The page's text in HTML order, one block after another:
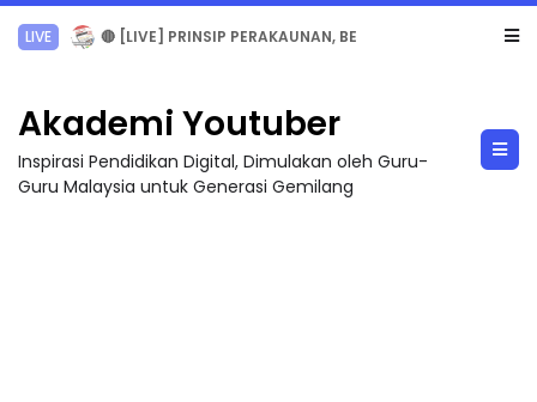
TRANSFORMASI DIGITAL GURU SIRI 7 : PAHLAWAN DIGITAL PENYELAMAT DUNIA
Akademi Youtuber
Inspirasi Pendidikan Digital, Dimulakan oleh Guru-
Guru Malaysia untuk Generasi Gemilang